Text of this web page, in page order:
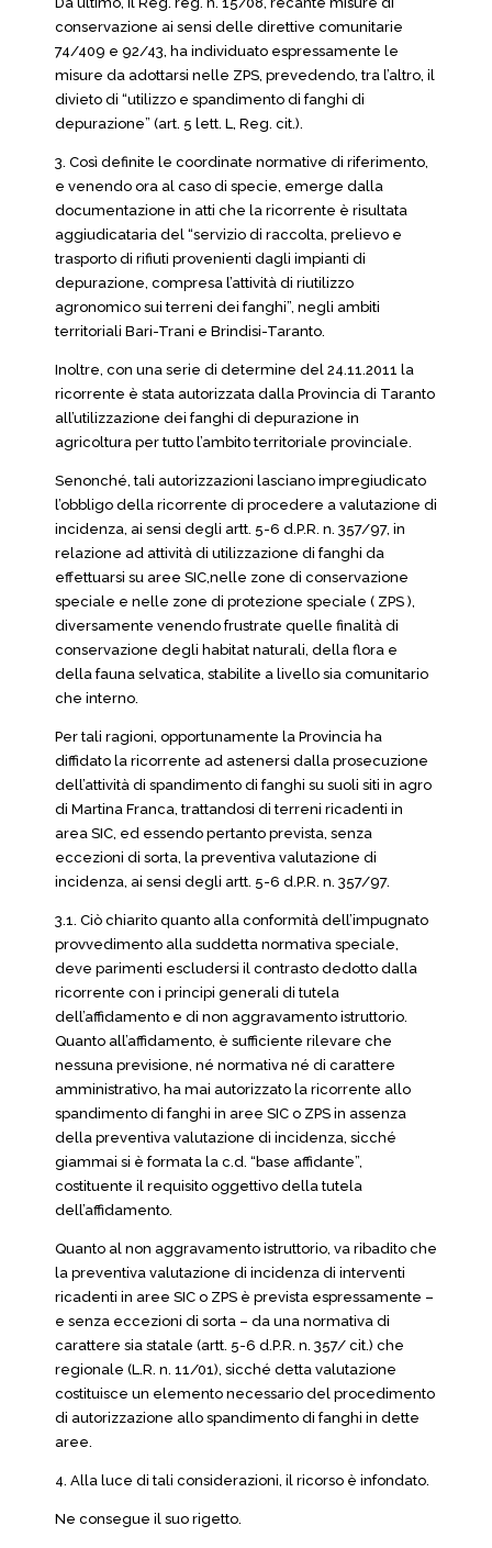
conservazione ai sensi delle direttive comunitarie
74/409 e 92/43, ha individuato espressamente le
misure da adottarsi nelle ZPS, prevedendo, tra l’altro, il
divieto di “utilizzo e spandimento di fanghi di
depurazione” (art. 5 lett. L, Reg. cit.).
3. Così definite le coordinate normative di riferimento,
e venendo ora al caso di specie, emerge dalla
documentazione in atti che la ricorrente è risultata
aggiudicataria del “servizio di raccolta, prelievo e
trasporto di rifiuti provenienti dagli impianti di
depurazione, compresa l’attività di riutilizzo
agronomico sui terreni dei fanghi”, negli ambiti
territoriali Bari-Trani e Brindisi-Taranto.
Inoltre, con una serie di determine del 24.11.2011 la
ricorrente è stata autorizzata dalla Provincia di Taranto
all’utilizzazione dei fanghi di depurazione in
agricoltura per tutto l’ambito territoriale provinciale.
Senonché, tali autorizzazioni lasciano impregiudicato
l’obbligo della ricorrente di procedere a valutazione di
incidenza, ai sensi degli artt. 5-6 d.P.R. n. 357/97, in
relazione ad attività di utilizzazione di fanghi da
effettuarsi su aree SIC,nelle zone di conservazione
speciale e nelle zone di protezione speciale ( ZPS ),
diversamente venendo frustrate quelle finalità di
conservazione degli habitat naturali, della flora e
della fauna selvatica, stabilite a livello sia comunitario
che interno.
Per tali ragioni, opportunamente la Provincia ha
diffidato la ricorrente ad astenersi dalla prosecuzione
dell’attività di spandimento di fanghi su suoli siti in agro
di Martina Franca, trattandosi di terreni ricadenti in
area SIC, ed essendo pertanto prevista, senza
eccezioni di sorta, la preventiva valutazione di
incidenza, ai sensi degli artt. 5-6 d.P.R. n. 357/97.
3.1. Ciò chiarito quanto alla conformità dell’impugnato
provvedimento alla suddetta normativa speciale,
deve parimenti escludersi il contrasto dedotto dalla
ricorrente con i principi generali di tutela
dell’affidamento e di non aggravamento istruttorio.
Quanto all’affidamento, è sufficiente rilevare che
nessuna previsione, né normativa né di carattere
amministrativo, ha mai autorizzato la ricorrente allo
spandimento di fanghi in aree SIC o ZPS in assenza
della preventiva valutazione di incidenza, sicché
giammai si è formata la c.d. “base affidante”,
costituente il requisito oggettivo della tutela
dell’affidamento.
Quanto al non aggravamento istruttorio, va ribadito che
la preventiva valutazione di incidenza di interventi
ricadenti in aree SIC o ZPS è prevista espressamente –
e senza eccezioni di sorta – da una normativa di
carattere sia statale (artt. 5-6 d.P.R. n. 357/ cit.) che
regionale (L.R. n. 11/01), sicché detta valutazione
costituisce un elemento necessario del procedimento
di autorizzazione allo spandimento di fanghi in dette
aree.
4. Alla luce di tali considerazioni, il ricorso è infondato.
Ne consegue il suo rigetto.